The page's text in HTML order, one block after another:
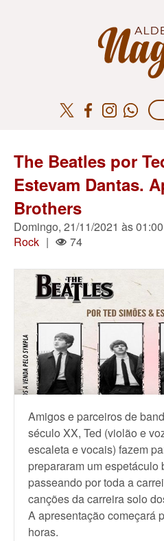
The Beatles por
Estevam Dantas.
Brothers
Domingo, 21/11/2021 às 01:00
Rock | 74
Amigos e parceiros de
século XX, Ted (violão e
escaleta e vocais) fazem
prepararam um espetáculo
passeando por toda a
canções da carreira solo
A apresentação começará
horas.